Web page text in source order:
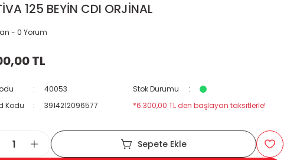
125 BEYİN CDI ORJİNAL
- 0 Yorum
TL
40053
Stok Durumu
Kodu
3914212096577 *6.300,00 TL den başlayan taksitlerle!
Sepete Ekle